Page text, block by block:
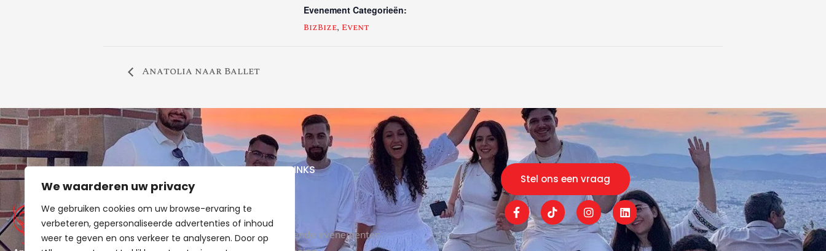
We waarderen uw privacy
We gebruiken cookies om uw browse-ervaring te
verbeteren, gepersonaliseerde advertenties of inhoud
weer te geven en ons verkeer te analyseren. Door op
Evenement Categorieën:
BizBize, Event
Anatolia naar Ballet
QUICK LINKS
Aankomende evenementen
Stel ons een vraag